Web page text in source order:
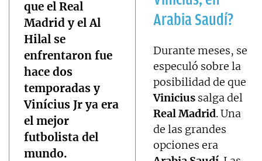
que el Real
Madrid y el Al
Hilal se
enfrentaron fue
hace dos
temporadas y
Vinícius Jr ya era
el mejor
futbolista del
mundo.
Arabia Saudí?
Durante meses, se
especuló sobre la
posibilidad de que
Vinicius salga del
RealMadrid. Una
de las grandes
opciones era